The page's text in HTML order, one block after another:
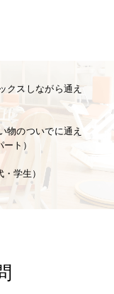
クスしながら通え
物のついでに通え
ト）
学生）